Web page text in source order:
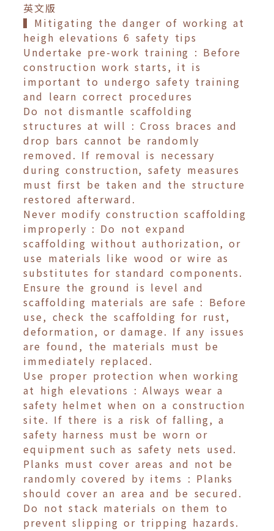
英文版
▍Mitigating the danger of working at
heigh elevations 6 safety tips
Undertake pre-work training : Before
construction work starts, it is
important to undergo safety training
and learn correct procedures
Do not dismantle scaffolding
structures at will : Cross braces and
drop bars cannot be randomly
removed. If removal is necessary
during construction, safety measures
must first be taken and the structure
restored afterward.
Never modify construction scaffolding
improperly : Do not expand
scaffolding without authorization, or
use materials like wood or wire as
substitutes for standard components.
Ensure the ground is level and
scaffolding materials are safe : Before
use, check the scaffolding for rust,
deformation, or damage. If any issues
are found, the materials must be
immediately replaced.
Use proper protection when working
at high elevations : Always wear a
safety helmet when on a construction
site. If there is a risk of falling, a
safety harness must be worn or
equipment such as safety nets used.
Planks must cover areas and not be
randomly covered by items : Planks
should cover an area and be secured.
Do not stack materials on them to
prevent slipping or tripping hazards.